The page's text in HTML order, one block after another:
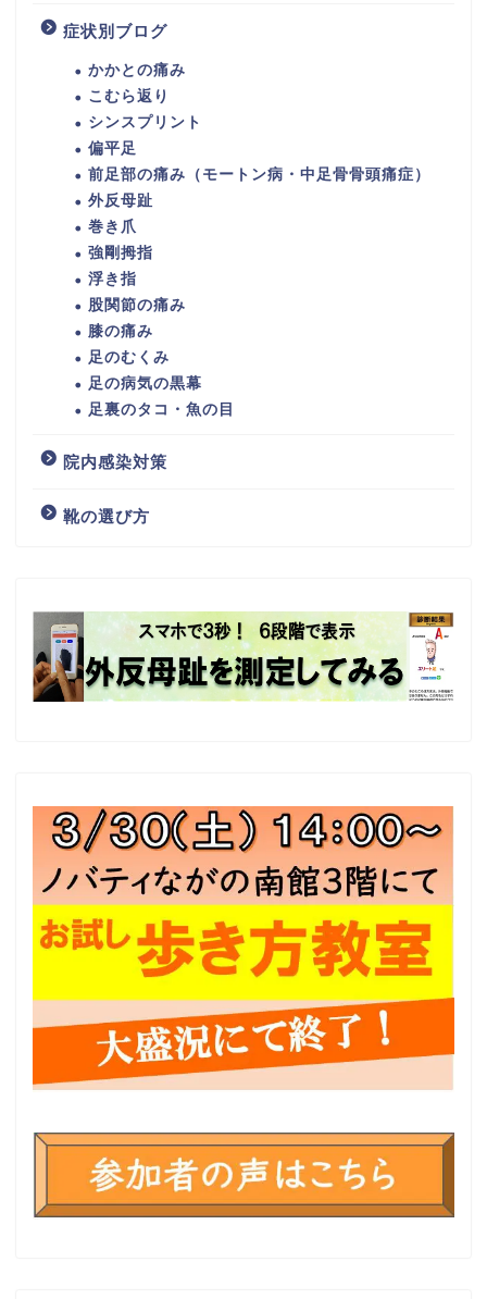
症状別ブログ
かかとの痛み
こむら返り
シンスプリント
偏平足
前足部の痛み（モートン病・中足骨骨頭痛症）
外反母趾
巻き爪
強剛拇指
浮き指
股関節の痛み
膝の痛み
足のむくみ
足の病気の黒幕
足裏のタコ・魚の目
院内感染対策
靴の選び方